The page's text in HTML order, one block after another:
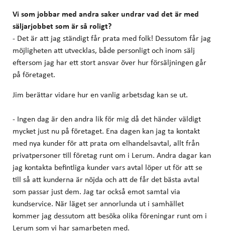
Vi som jobbar med andra saker undrar vad det är med
säljarjobbet som är så roligt?
- Det är att jag ständigt får prata med folk! Dessutom får jag
möjligheten att utvecklas, både personligt och inom sälj
eftersom jag har ett stort ansvar över hur försäljningen går
på företaget.
Jim berättar vidare hur en vanlig arbetsdag kan se ut.
- Ingen dag är den andra lik för mig då det händer väldigt
mycket just nu på företaget. Ena dagen kan jag ta kontakt
med nya kunder för att prata om elhandelsavtal, allt från
privatpersoner till företag runt om i Lerum. Andra dagar kan
jag kontakta befintliga kunder vars avtal löper ut för att se
till så att kunderna är nöjda och att de får det bästa avtal
som passar just dem. Jag tar också emot samtal via
kundservice. När läget ser annorlunda ut i samhället
kommer jag dessutom att besöka olika föreningar runt om i
Lerum som vi har samarbeten med.